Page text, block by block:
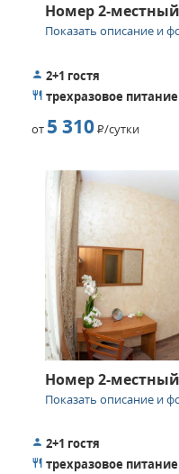
Номер 2-
Показать описание и
2+1 гостя
трехразовое питание
от 5 310Р/сутки
Номер 2-
Показать описание и
2+1 гостя
трехразовое питание